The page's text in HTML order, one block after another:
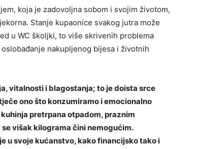
koja je zadovoljna sobom i svojim životom,
Stanje kupaonice svakog jutra može
u WC školjki, to više skrivenih problema
nakupljenog bijesa i životnih
vitalnosti i blagostanja; to je doista srce
ono što konzumiramo i emocionalno
pretrpana otpadom, praznim
višak kilograma čini nemogućim.
u svoje kućanstvo, kako financijsko tako i